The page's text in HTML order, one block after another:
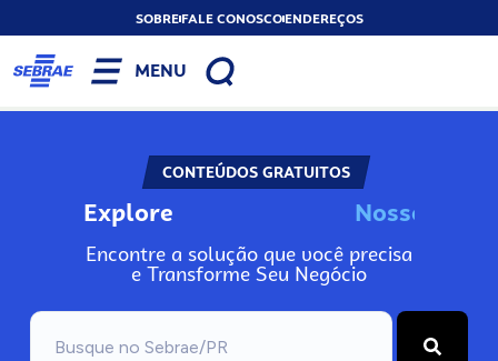
SOBREFALE CONOSCOENDEREÇOS
MENU
CONTEÚDOS GRATUITOS
Explore No
Encontre a solução que você precisa
e Transforme Seu Negócio